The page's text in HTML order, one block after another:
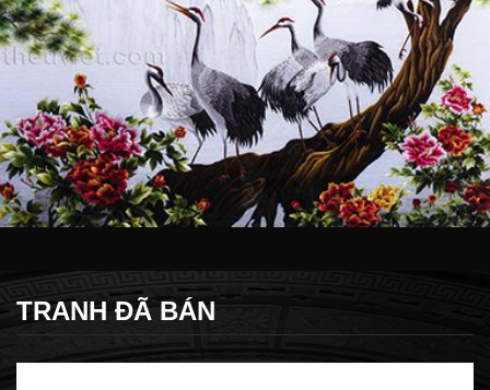
TRANH ĐÃ BÁN